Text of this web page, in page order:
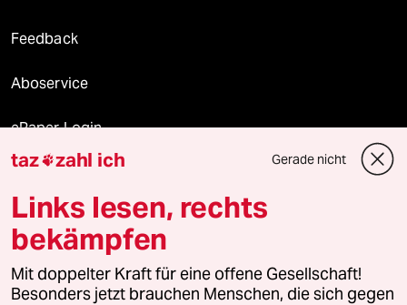
Feedback
Aboservice
ePaper Login
Downloads für Abonnierende
© 2026 taz Verlags und Vertriebs GmbH
Alle Rechte vorbehalten. Bei rechtlichen Fragen oder für Genehmigungen
wenden Sie sich bitte an
lizenzen@taz.de
taz zahl ich Gerade nicht
Links lesen, rechts
bekämpfen
Mit doppelter Kraft für eine offene Gesellschaft!
Besonders jetzt brauchen Menschen, die sich gegen